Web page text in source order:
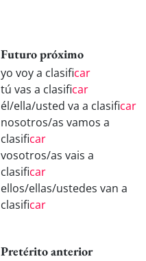
Futuro próximo
yo voy a clasificar
tú vas a clasificar
él/ella/usted va a clasificar
nosotros/as vamos a
clasificar
vosotros/as vais a
clasificar
ellos/ellas/ustedes van a
clasificar
Pretérito anterior